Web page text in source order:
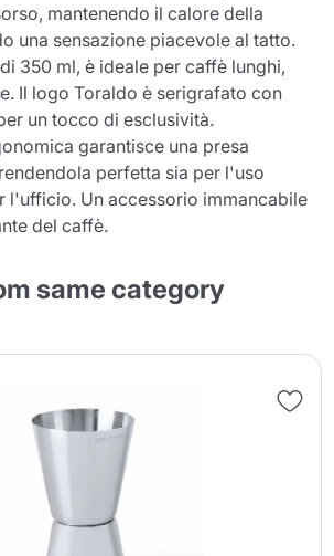
mantenendo il calore della
una sensazione piacevole al tatto.
350 ml, è ideale per caffè lunghi,
Il logo Toraldo è serigrafato con
un tocco di esclusività.
garantisce una presa
perfetta sia per l'uso
l'ufficio. Un accessorio immancabile
del caffè.
same category